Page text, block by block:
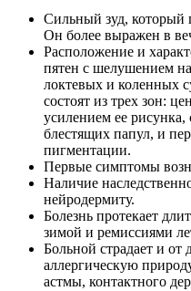
Сильный зуд, который
Он более выражен в
Расположение и
пятен с шелушением
локтевых и коленных
состоят из трех зон:
усилением ее рисунка,
блестящих папул, и
пигментации.
Первые симптомы
Наличие
нейродермиту.
Болезнь протекает
зимой и ремиссиями
Больной страдает и
аллергическую
астмы, контактного